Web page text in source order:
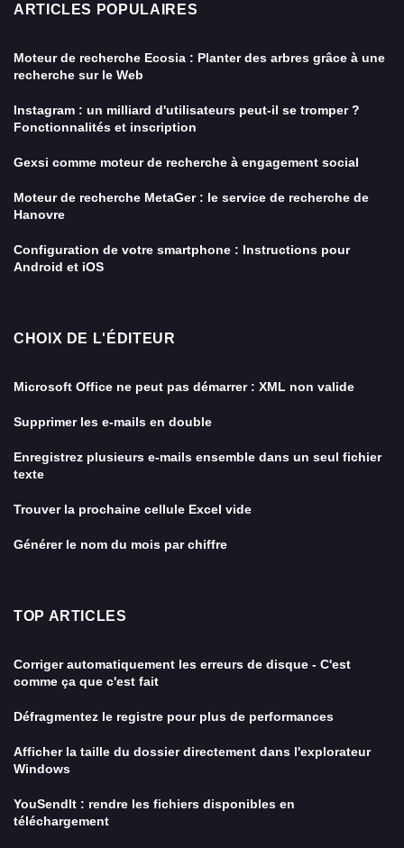
ARTICLES POPULAIRES
Moteur de recherche Ecosia : Planter des arbres grâce à une
recherche sur le Web
Instagram : un milliard d'utilisateurs peut-il se tromper ?
Fonctionnalités et inscription
Gexsi comme moteur de recherche à engagement social
Moteur de recherche MetaGer : le service de recherche de
Hanovre
Configuration de votre smartphone : Instructions pour
Android et iOS
CHOIX DE L'ÉDITEUR
Microsoft Office ne peut pas démarrer : XML non valide
Supprimer les e-mails en double
Enregistrez plusieurs e-mails ensemble dans un seul fichier
texte
Trouver la prochaine cellule Excel vide
Générer le nom du mois par chiffre
TOP ARTICLES
Corriger automatiquement les erreurs de disque - C'est
comme ça que c'est fait
Défragmentez le registre pour plus de performances
Afficher la taille du dossier directement dans l'explorateur
Windows
YouSendIt : rendre les fichiers disponibles en
téléchargement